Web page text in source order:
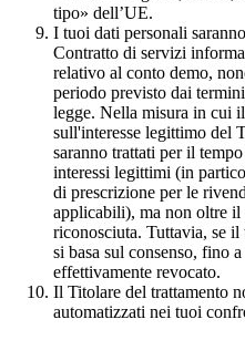
tipo» dell’UE.
I tuoi dati personali
Contratto di servizi
relativo al conto demo,
periodo previsto dai
legge. Nella misura in cui
sull'interesse legittimo del
saranno trattati per il
interessi legittimi (in
di prescrizione per le
applicabili), ma non oltre
riconosciuta. Tuttavia, se
si basa sul consenso, fino
effettivamente revocato.
Il Titolare del trattamento
automatizzati nei tuoi